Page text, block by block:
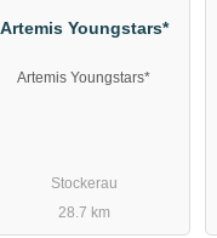
Artemis Youngstars*
Artemis Youngstars*
Stockerau
28.7 km